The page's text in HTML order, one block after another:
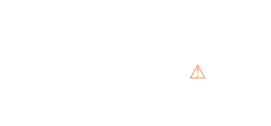
⚠